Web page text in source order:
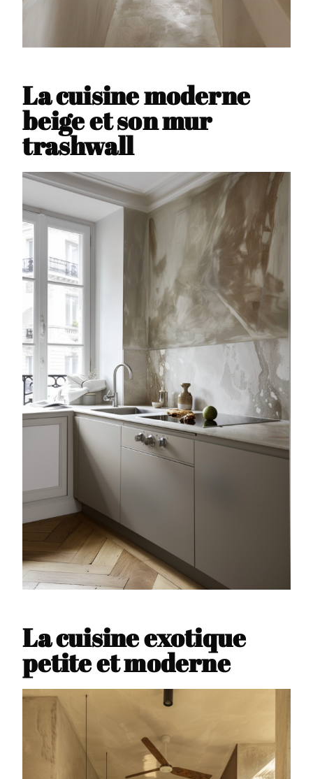
La cuisine moderne
beige et son mur
trashwall
La cuisine exotique
petite et moderne